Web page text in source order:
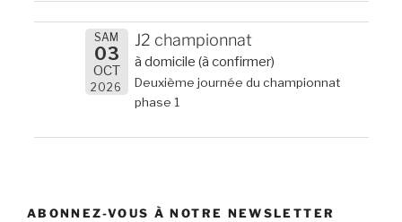
SAM
03
OCT
2026
J2 championnat
à domicile (à confirmer)
Deuxième journée du championnat
phase 1
ABONNEZ-VOUS À NOTRE NEWSLETTER